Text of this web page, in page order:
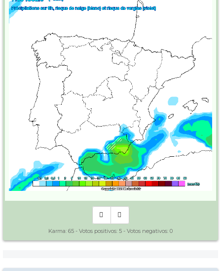
Karma: 65 - Votos positivos: 5 - Votos negativos: 0